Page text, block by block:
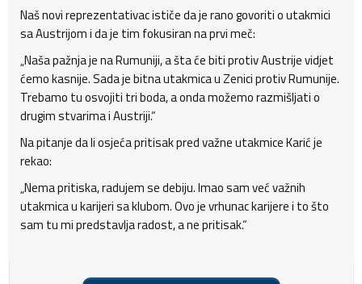
Naš novi reprezentativac ističe da je rano govoriti o utakmici
sa Austrijom i da je tim fokusiran na prvi meč:
„Naša pažnja je na Rumuniji, a šta će biti protiv Austrije vidjet
ćemo kasnije. Sada je bitna utakmica u Zenici protiv Rumunije.
Trebamo tu osvojiti tri boda, a onda možemo razmišljati o
drugim stvarima i Austriji.“
Na pitanje da li osjeća pritisak pred važne utakmice Karić je
rekao:
„Nema pritiska, radujem se debiju. Imao sam već važnih
utakmica u karijeri sa klubom. Ovo je vrhunac karijere i to što
sam tu mi predstavlja radost, a ne pritisak.“